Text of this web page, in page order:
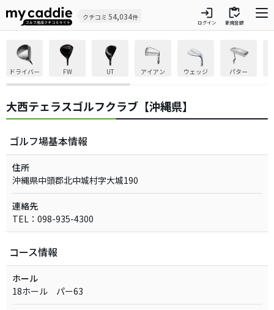
クチコミ 54,034件 login
ログイン
inventory
新規登録
ドライバー FW UT アイアン ウェッジ パター
大西テェラスゴルフクラブ【沖縄県】
ゴルフ場基本情報
住所
沖縄県中頭郡北中城村字大城190
連絡先
TEL：098-935-4300
コース情報
ホール
18ホール パー63